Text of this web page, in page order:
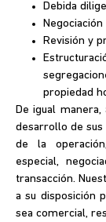
Debida
Revisión y
propiedad
De igual
desarrollo de sus
de la
especial,
transacción.
a su disposición
sea comercial,